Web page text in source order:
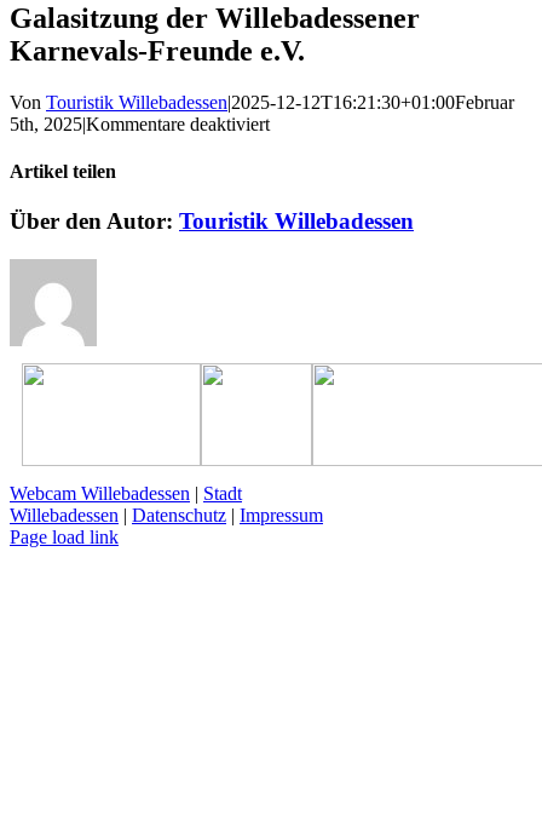
Galasitzung der Willebadessener
Karnevals-Freunde e.V.
Von Touristik Willebadessen|2025-12-12T16:21:30+01:00Februar
5th, 2025|Kommentare deaktiviertfür
Karnevals-
Freunde
Artikel teilen
Facebook
X
Reddit
LinkedIn
WhatsApp
Pinterest
Vk
E-
Über den Autor: Touristik Willebadessen
Webcam Willebadessen | Stadt
Willebadessen | Datenschutz | Impressum
Facebook
X
YouTube
Page load link